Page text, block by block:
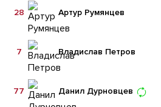
Артур Румянцев
28
Владислав Петров
7
Данил Дурновцев
77